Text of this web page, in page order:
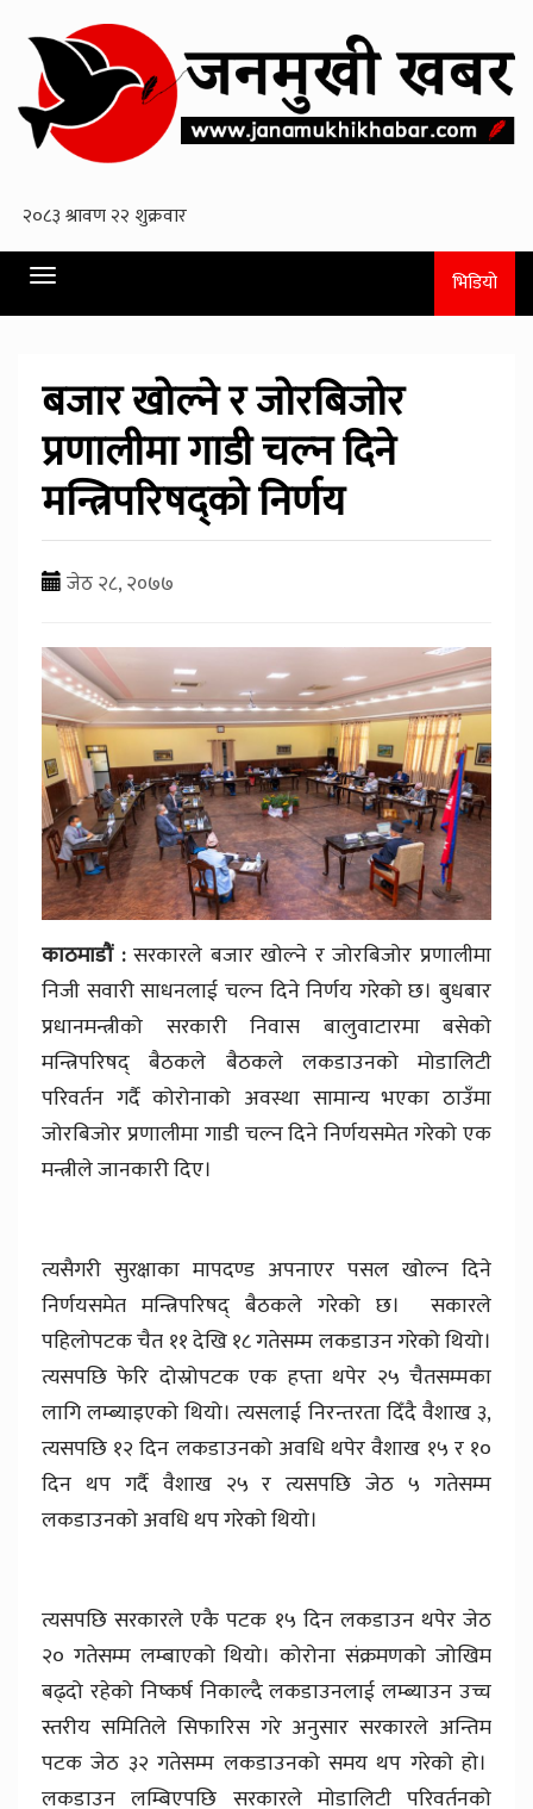
Toggle
navigation
भिडियो
बजार खोल्ने र जोरबिजोर
प्रणालीमा गाडी चल्न दिने
मन्त्रिपरिषद्को निर्णय
जेठ २८, २०७७
काठमाडौं :सरकारले बजार खोल्ने र जोरबिजोर प्रणालीमा
निजी सवारी साधनलाई चल्न दिने निर्णय गरेको छ। बुधबार
प्रधानमन्त्रीको सरकारी निवास बालुवाटारमा बसेको
मन्त्रिपरिषद् बैठकले बैठकले लकडाउनको मोडालिटी
परिवर्तन गर्दै कोरोनाको अवस्था सामान्य भएका ठाउँमा
जोरबिजोर प्रणालीमा गाडी चल्न दिने निर्णयसमेत गरेको एक
मन्त्रीले जानकारी दिए।
त्यसैगरी सुरक्षाका मापदण्ड अपनाएर पसल खोल्न दिने
निर्णयसमेत मन्त्रिपरिषद् बैठकले गरेको छ। सकारले
पहिलोपटक चैत ११ देखि १८ गतेसम्म लकडाउन गरेको थियो।
त्यसपछि फेरि दोस्रोपटक एक हप्ता थपेर २५ चैतसम्मका
लागि लम्ब्याइएको थियो। त्यसलाई निरन्तरता दिँदै वैशाख ३,
त्यसपछि १२ दिन लकडाउनको अवधि थपेर वैशाख १५ र १०
दिन थप गर्दै वैशाख २५ र त्यसपछि जेठ ५ गतेसम्म
लकडाउनको अवधि थप गरेको थियो।
त्यसपछि सरकारले एकै पटक १५ दिन लकडाउन थपेर जेठ
२० गतेसम्म लम्बाएको थियो। कोरोना संक्रमणको जोखिम
बढ्दो रहेको निष्कर्ष निकाल्दै लकडाउनलाई लम्ब्याउन उच्च
स्तरीय समितिले सिफारिस गरे अनुसार सरकारले अन्तिम
पटक जेठ ३२ गतेसम्म लकडाउनको समय थप गरेको हो।
लकडाउन लम्बिएपछि सरकारले माेडालिटी परिवर्तनको